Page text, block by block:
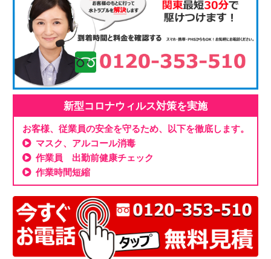
新型コロナウィルス対策を実施
お客様、従業員の安全を守るため、以下を徹底します。
マスク、アルコール消毒
作業員 出勤前健康チェック
作業時間短縮